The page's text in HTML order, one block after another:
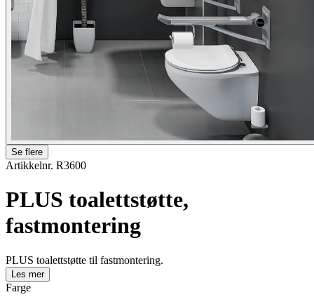
Se flere
Artikkelnr. R3600
PLUS toalettstøtte,
fastmontering
PLUS toalettstøtte til fastmontering.
Les mer
Farge